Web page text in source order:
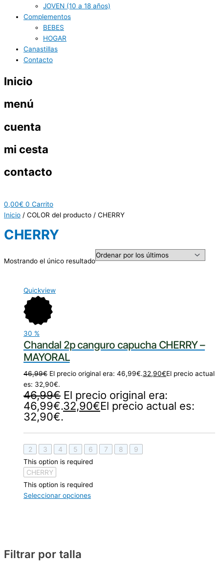
JOVEN (10 a 18 años)
Complementos
BEBES
HOGAR
Canastillas
Contacto
Inicio
menú
cuenta
mi cesta
contacto
0,00€ 0 Carrito
Filtrar por talla
Inicio / COLOR del producto / CHERRY
CHERRY
Mostrando el único resultado
Quickview
30 %
Chandal 2p canguro capucha CHERRY –
MAYORAL
46,99€ El precio original era: 46,99€.32,90€El precio actual
es: 32,90€.
46,99€ El precio original era:
46,99€.32,90€El precio actual es:
32,90€.
2 3 4 5 6 7 8 9
This option is required
CHERRY
This option is required
Seleccionar opciones